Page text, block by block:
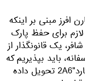
افرز مبنی بر اینکه
برای حفظ پارک
یک قانونگذار از
باید بپذیریم که
اکنون تنها بخش بسیار کوچکی از "لئوپارد"2A6 تحویل داده